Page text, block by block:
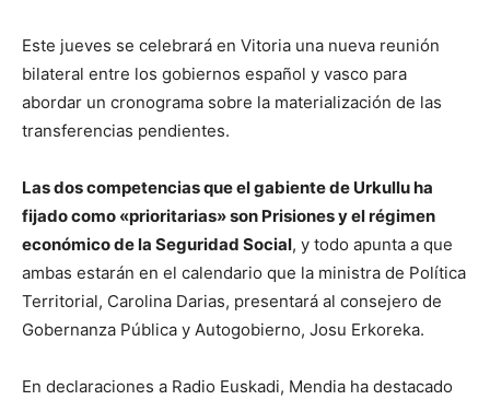
Este jueves se celebrará en Vitoria una nueva reunión
bilateral entre los gobiernos español y vasco para
abordar un cronograma sobre la materialización de las
transferencias pendientes.
Las dos competencias que el gabiente de Urkullu ha
fijado como «prioritarias» son Prisiones y el régimen
económico de la Seguridad Social, y todo apunta a que
ambas estarán en el calendario que la ministra de Política
Territorial, Carolina Darias, presentará al consejero de
Gobernanza Pública y Autogobierno, Josu Erkoreka.
En declaraciones a Radio Euskadi, Mendia ha destacado